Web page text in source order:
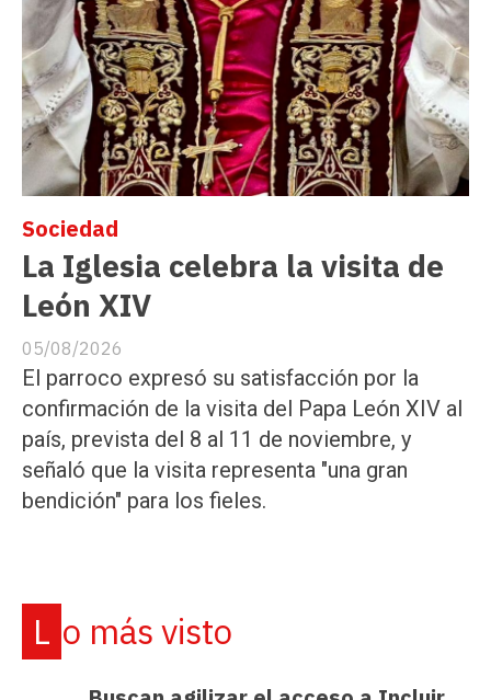
La Iglesia celebra la visita de
León XIV
Sociedad
05/08/2026
El parroco expresó su satisfacción por la
confirmación de la visita del Papa León XIV al
país, prevista del 8 al 11 de noviembre, y
señaló que la visita representa "una gran
bendición" para los fieles.
Lo más visto